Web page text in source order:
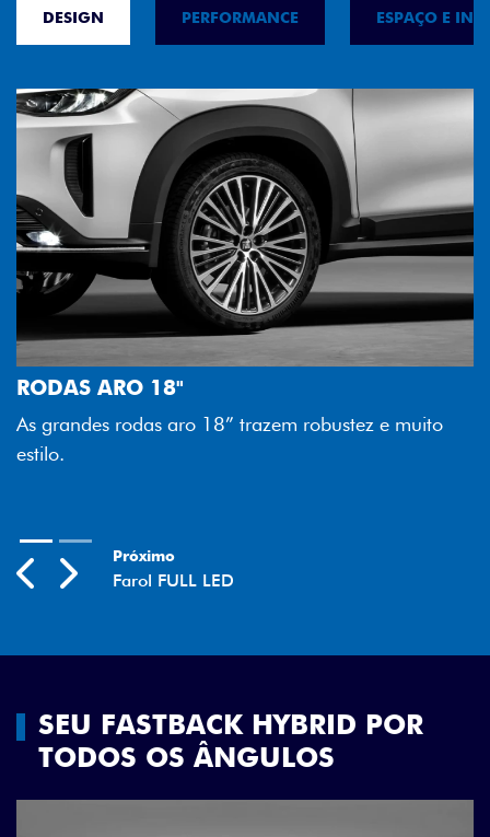
DESIGN PERFORMANCE ESPAÇO E
18"
aro 18” trazem robustez e muito
FAROL FULL
Tecnologia dos
economia para
SEU FASTBACK HYBRID POR
TODOS OS ÂNGULOS